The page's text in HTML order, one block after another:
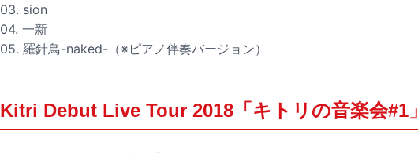
03. sion
04. 一新
05. 羅針鳥-naked-（※ピアノ伴奏バージョン）
Kitri Debut Live Tour 2018「キトリの音楽会#1」